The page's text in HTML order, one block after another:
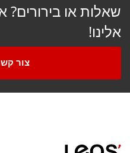
שאלות או
אלינו!
צור